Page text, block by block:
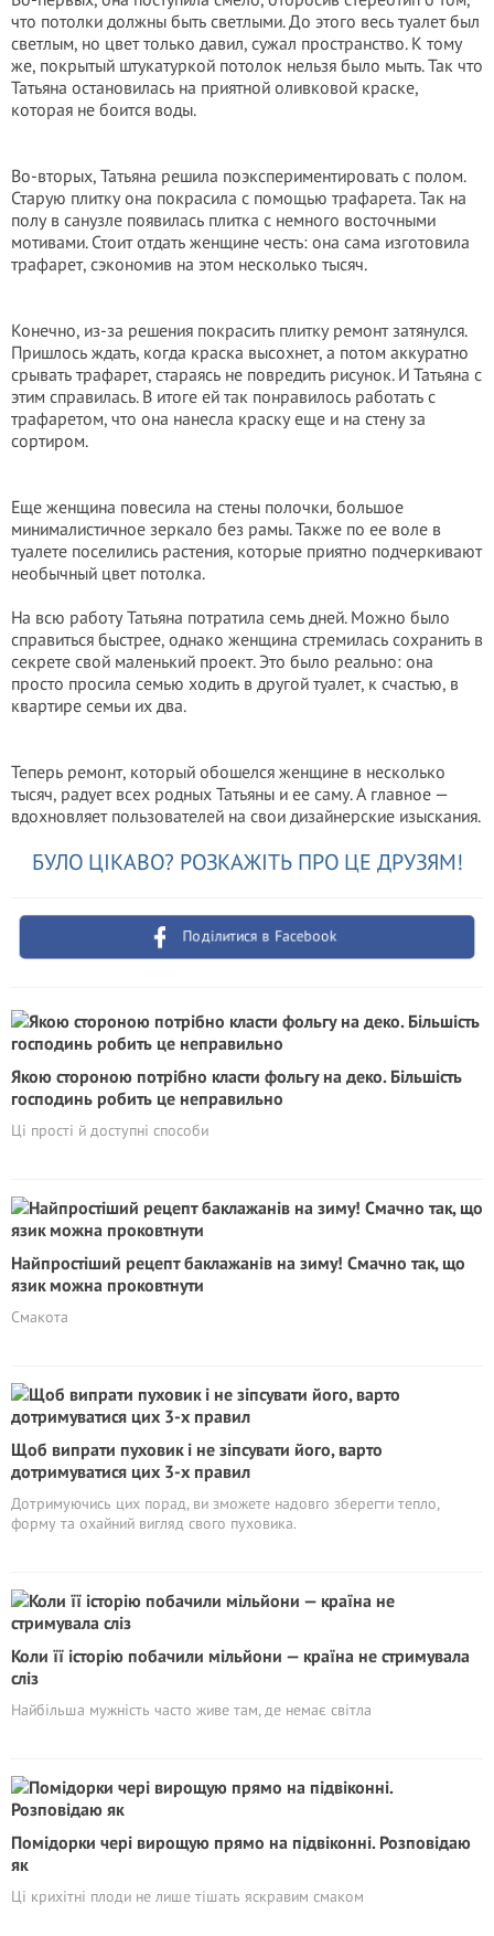
что потолки должны быть светлыми. До этого весь туалет был
светлым, но цвет только давил, сужал пространство. К тому
же, покрытый штукатуркой потолок нельзя было мыть. Так что
Татьяна остановилась на приятной оливковой краске,
которая не боится воды.
Во-вторых, Татьяна решила поэкспериментировать с полом.
Старую плитку она покрасила с помощью трафарета. Так на
полу в санузле появилась плитка с немного восточными
мотивами. Стоит отдать женщине честь: она сама изготовила
трафарет, сэкономив на этом несколько тысяч.
Конечно, из-за решения покрасить плитку ремонт затянулся.
Пришлось ждать, когда краска высохнет, а потом аккуратно
срывать трафарет, стараясь не повредить рисунок. И Татьяна с
этим справилась. В итоге ей так понравилось работать с
трафаретом, что она нанесла краску еще и на стену за
сортиром.
Еще женщина повесила на стены полочки, большое
минималистичное зеркало без рамы. Также по ее воле в
туалете поселились растения, которые приятно подчеркивают
необычный цвет потолка.
На всю работу Татьяна потратила семь дней. Можно было
справиться быстрее, однако женщина стремилась сохранить в
секрете свой маленький проект. Это было реально: она
просто просила семью ходить в другой туалет, к счастью, в
квартире семьи их два.
Теперь ремонт, который обошелся женщине в несколько
тысяч, радует всех родных Татьяны и ее саму. А главное —
вдохновляет пользователей на свои дизайнерские изыскания.
БУЛО ЦІКАВО? РОЗКАЖІТЬ ПРО ЦЕ ДРУЗЯМ!
Поділитися в Facebook
Якою стороною потрібно класти фольгу на деко. Більшість
господинь робить це неправильно
Ці прості й доступні способи
Найпростіший рецепт баклажанів на зиму! Смачно так, що
язик можна проковтнути
Смакота
Щоб випрати пуховик і не зіпсувати його, варто
дотримуватися цих 3-х правил
Дотримуючись цих порад, ви зможете надовго зберегти тепло,
форму та охайний вигляд свого пуховика.
Коли її історію побачили мільйони — країна не стримувала
сліз
Найбільша мужність часто живе там, де немає світла
Помідорки чері вирощую прямо на підвіконні. Розповідаю
як
Ці крихітні плоди не лише тішать яскравим смаком